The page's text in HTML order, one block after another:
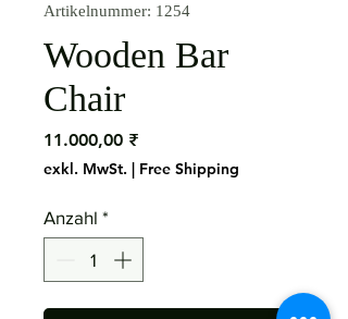
Artikelnummer: 1254
Wooden Bar
Chair
11.000,00 ₹Preis
exkl. MwSt. | Free Shipping
Anzahl *